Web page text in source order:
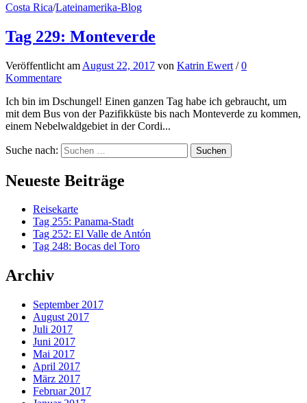
Costa Rica/Lateinamerika-Blog
Tag 229: Monteverde
Veröffentlicht am August 22, 2017 von Katrin Ewert /0
Kommentare
Ich bin im Dschungel! Einen ganzen Tag habe ich gebraucht, um
mit dem Bus von der Pazifikküste bis nach Monteverde zu kommen,
einem Nebelwaldgebiet in der Cordi...
Suche nach:
Neueste Beiträge
Reisekarte
Tag 255: Panama-Stadt
Tag 252: El Valle de Antón
Tag 248: Bocas del Toro
Archiv
September 2017
August 2017
Juli 2017
Juni 2017
Mai 2017
April 2017
März 2017
Februar 2017